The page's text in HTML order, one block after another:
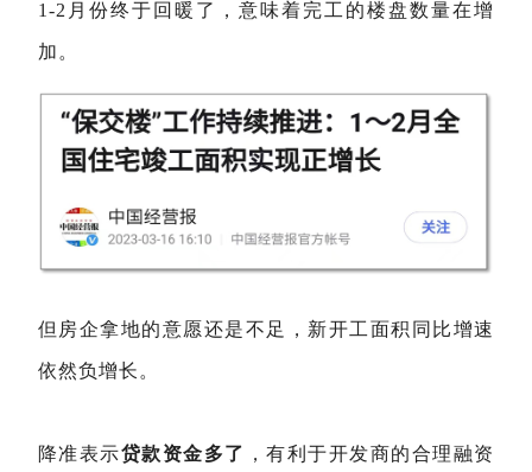
1-2月份终于回暖了，意味着完工的楼盘数量在增
加。
但房企拿地的意愿还是不足，新开工面积同比增速
依然负增长。
降准表示贷款资金多了 ，有利于开发商的合理融资